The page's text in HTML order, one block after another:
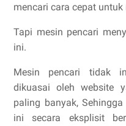
mencari cara cepat
Tapi mesin pencari
ini.
Mesin pencari tidak
dikuasai oleh website
paling banyak, Sehingga
ini secara eksplisit